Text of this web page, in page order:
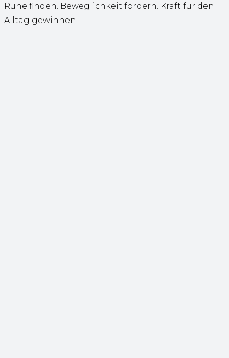
Ruhe finden. Beweglichkeit fördern. Kraft für den
Alltag gewinnen.